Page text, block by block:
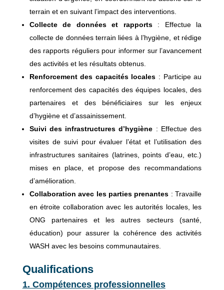
terrain et en suivant l’impact des interventions.
Collecte de données et rapports: Effectue la
collecte de données terrain liées à l’hygiène, et rédige
des rapports réguliers pour informer sur l’avancement
des activités et les résultats obtenus.
Renforcement des capacités locales : Participe au
renforcement des capacités des équipes locales, des
partenaires et des bénéficiaires sur les enjeux
d’hygiène et d’assainissement.
Suivi des infrastructures d’hygiène : Effectue des
visites de suivi pour évaluer l’état et l’utilisation des
infrastructures sanitaires (latrines, points d’eau, etc.)
mises en place, et propose des recommandations
d’amélioration.
Collaboration avec les parties prenantes : Travaille
en étroite collaboration avec les autorités locales, les
ONG partenaires et les autres secteurs (santé,
éducation) pour assurer la cohérence des activités
WASH avec les besoins communautaires.
Qualifications
1. Compétences professionnelles